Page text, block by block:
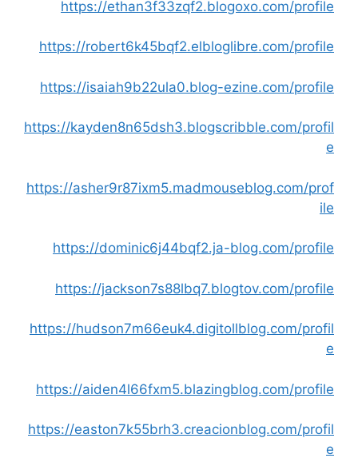
https://ethan3f33zqf2.blogoxo.com/profile
https://robert6k45bqf2.elbloglibre.com/profile
https://isaiah9b22ula0.blog-ezine.com/profile
https://kayden8n65dsh3.blogscribble.com/profil
e
https://asher9r87ixm5.madmouseblog.com/prof
ile
https://dominic6j44bqf2.ja-blog.com/profile
https://jackson7s88lbq7.blogtov.com/profile
https://hudson7m66euk4.digitollblog.com/profil
e
https://aiden4l66fxm5.blazingblog.com/profile
https://easton7k55brh3.creacionblog.com/profil
e